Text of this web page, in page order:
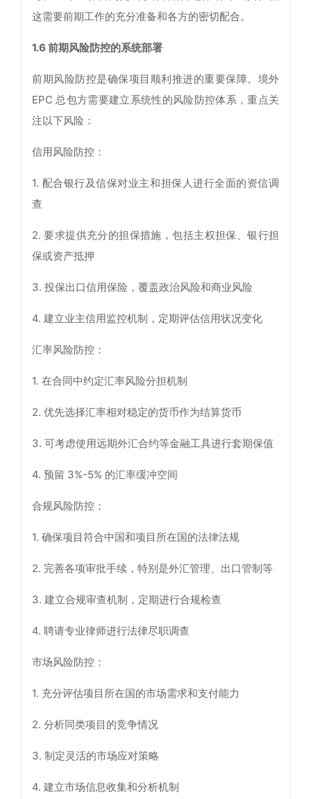
这需要前期工作的充分准备和各方的密切配合。
1.6 前期风险防控的系统部署
前期风险防控是确保项目顺利推进的重要保障。境外
EPC 总包方需要建立系统性的风险防控体系，重点关
注以下风险：
信用风险防控：
1. 配合银行及信保对业主和担保人进行全面的资信调
查
2. 要求提供充分的担保措施，包括主权担保、银行担
保或资产抵押
3. 投保出口信用保险，覆盖政治风险和商业风险
4. 建立业主信用监控机制，定期评估信用状况变化
汇率风险防控：
1. 在合同中约定汇率风险分担机制
2. 优先选择汇率相对稳定的货币作为结算货币
3. 可考虑使用远期外汇合约等金融工具进行套期保值
4. 预留 3%-5% 的汇率缓冲空间
合规风险防控：
1. 确保项目符合中国和项目所在国的法律法规
2. 完善各项审批手续，特别是外汇管理、出口管制等
3. 建立合规审查机制，定期进行合规检查
4. 聘请专业律师进行法律尽职调查
市场风险防控：
1. 充分评估项目所在国的市场需求和支付能力
2. 分析同类项目的竞争情况
3. 制定灵活的市场应对策略
4. 建立市场信息收集和分析机制